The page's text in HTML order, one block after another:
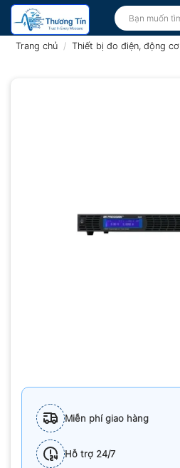
Bỏ
qua
Tìm
kiếm:
Trang chủ / Thiết bị đo điện, động cơ
Miễn phí giao hàng
Hỗ trợ 24/7